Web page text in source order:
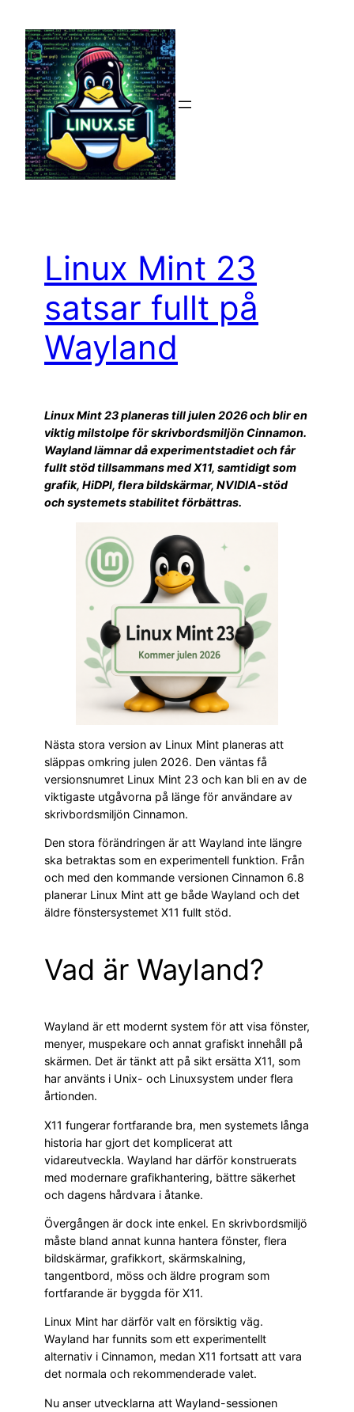
innehåll
Linux Mint 23
satsar fullt på
Wayland
Linux Mint 23 planeras till julen 2026 och blir en
viktig milstolpe för skrivbordsmiljön Cinnamon.
Wayland lämnar då experimentstadiet och får
fullt stöd tillsammans med X11, samtidigt som
grafik, HiDPI, flera bildskärmar, NVIDIA-stöd
och systemets stabilitet förbättras.
Nästa stora version av Linux Mint planeras att
släppas omkring julen 2026. Den väntas få
versionsnumret Linux Mint 23 och kan bli en av de
viktigaste utgåvorna på länge för användare av
skrivbordsmiljön Cinnamon.
Den stora förändringen är att Wayland inte längre
ska betraktas som en experimentell funktion. Från
och med den kommande versionen Cinnamon 6.8
planerar Linux Mint att ge både Wayland och det
äldre fönstersystemet X11 fullt stöd.
Vad är Wayland?
Wayland är ett modernt system för att visa fönster,
menyer, muspekare och annat grafiskt innehåll på
skärmen. Det är tänkt att på sikt ersätta X11, som
har använts i Unix- och Linuxsystem under flera
årtionden.
X11 fungerar fortfarande bra, men systemets långa
historia har gjort det komplicerat att
vidareutveckla. Wayland har därför konstruerats
med modernare grafikhantering, bättre säkerhet
och dagens hårdvara i åtanke.
Övergången är dock inte enkel. En skrivbordsmiljö
måste bland annat kunna hantera fönster, flera
bildskärmar, grafikkort, skärmskalning,
tangentbord, möss och äldre program som
fortfarande är byggda för X11.
Linux Mint har därför valt en försiktig väg.
Wayland har funnits som ett experimentellt
alternativ i Cinnamon, medan X11 fortsatt att vara
det normala och rekommenderade valet.
Nu anser utvecklarna att Wayland-sessionen